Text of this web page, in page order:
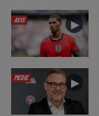
AVIS ►
MEDIE ►